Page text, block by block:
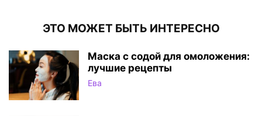
ЭТО МОЖЕТ БЫТЬ ИНТЕРЕСНО
Маска с содой для омоложения:
лучшие рецепты
Ева